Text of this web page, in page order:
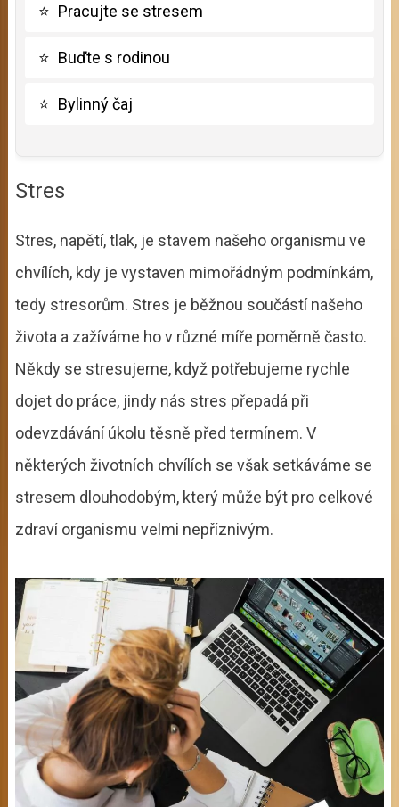
⭐ Pracujte se stresem
⭐ Buďte s rodinou
⭐ Bylinný čaj
Stres
Stres, napětí, tlak, je stavem našeho organismu ve
chvílích, kdy je vystaven mimořádným podmínkám,
tedy stresorům. Stres je běžnou součástí našeho
života a zažíváme ho v různé míře poměrně často.
Někdy se stresujeme, když potřebujeme rychle
dojet do práce, jindy nás stres přepadá při
odevzdávání úkolu těsně před termínem. V
některých životních chvílích se však setkáváme se
stresem dlouhodobým, který může být pro celkové
zdraví organismu velmi nepříznivým.